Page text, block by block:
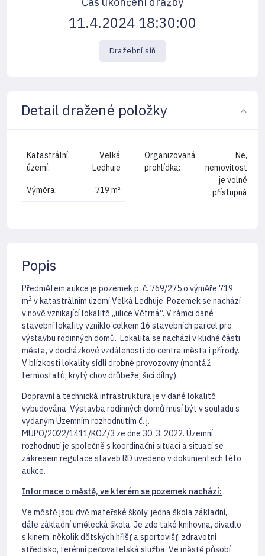
11.4.2024 18:30:00
Dražební síň
Detail dražené položky
Katastrální
území:
Velká
Ledhuje
Výměra: 719 m²
Organizovaná
prohlídka:
Ne,
nemovitost
je volně
přístupná
Popis
Předmětem aukce je pozemek p. č. 769/275 o výměře 719
m2 v katastrálním území Velká Ledhuje. Pozemek se nachází
v nově vznikající lokalitě „ulice Větrná“. V rámci dané
stavební lokality vzniklo celkem 16 stavebních parcel pro
výstavbu rodinných domů. Lokalita se nachází v klidné části
města, v docházkové vzdálenosti do centra města i přírody.
V blízkosti lokality sídlí drobné provozovny (montáž
termostatů, krytý chov drůbeže, šicí dílny).
Dopravní a technická infrastruktura je v dané lokalitě
vybudována. Výstavba rodinných domů musí být v souladu s
vydaným Územním rozhodnutím č. j.
MUPO/2022/1411/KOZ/3 ze dne 30. 3. 2022. Územní
rozhodnutí je společně s koordinační situací a situací se
zákresem regulace staveb RD uvedeno v dokumentech této
aukce.
Informace o městě, ve kterém se pozemek nachází:
Ve městě jsou dvě mateřské školy, jedna škola základní,
dále základní umělecká škola. Je zde také knihovna, divadlo
s kinem, několik dětských hřišť a sportovišť, zdravotní
středisko, terénní pečovatelská služba. Ve městě působí